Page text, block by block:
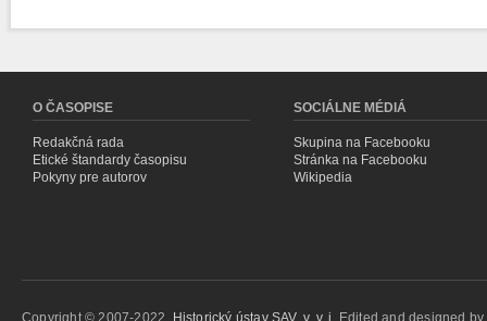
O ČASOPISE
Redakčná rada
Etické štandardy časopisu
Pokyny pre autorov
SOCIÁLNE MÉDIÁ
Skupina na Facebooku
Stránka na Facebooku
Wikipedia